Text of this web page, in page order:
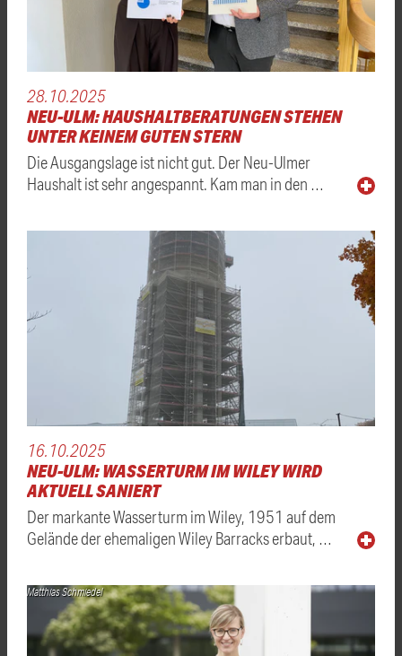
28.10.2025
NEU-ULM: HAUSHALTBERATUNGEN STEHEN
UNTER KEINEM GUTEN STERN
Die Ausgangslage ist nicht gut. Der Neu-Ulmer
Haushalt ist sehr angespannt. Kam man in den …
16.10.2025
NEU-ULM: WASSERTURM IM WILEY WIRD
AKTUELL SANIERT
Der markante Wasserturm im Wiley, 1951 auf dem
Gelände der ehemaligen Wiley Barracks erbaut, …
Matthias Schmiedel